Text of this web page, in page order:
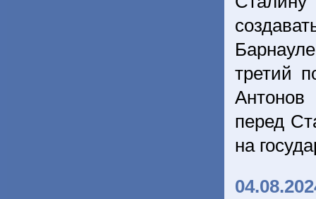
третий
Антонов
перед
на